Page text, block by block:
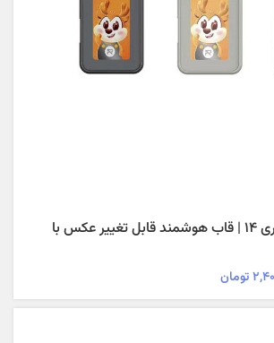
قاب NFC آیفون سری ۱۴ | قاب هوشمند قابل تغییر عکس با
تومان